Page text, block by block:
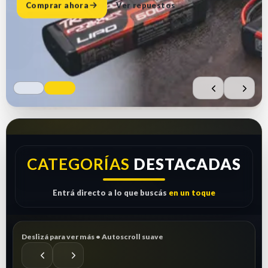
Comprar ahora Ver repuestos
CATEGORÍAS DESTACADAS
Entrá directo a lo que buscás en un toque
Deslizá para ver más • Autoscroll suave